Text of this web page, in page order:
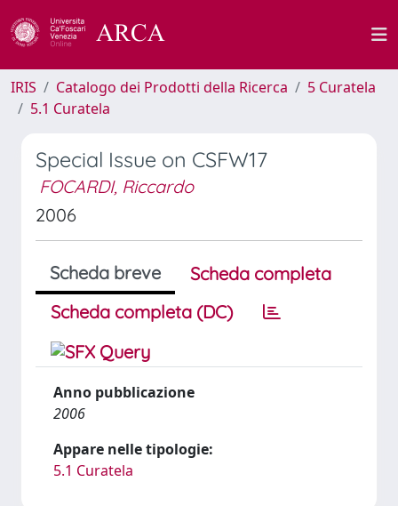
IRIS Catalogo dei Prodotti della Ricerca
5 Curatela
5.1 Curatela
Special Issue on CSFW17
FOCARDI, Riccardo
2006
Scheda breve
Scheda completa
Scheda completa (DC)
Anno pubblicazione
2006
Appare nelle tipologie:
5.1 Curatela